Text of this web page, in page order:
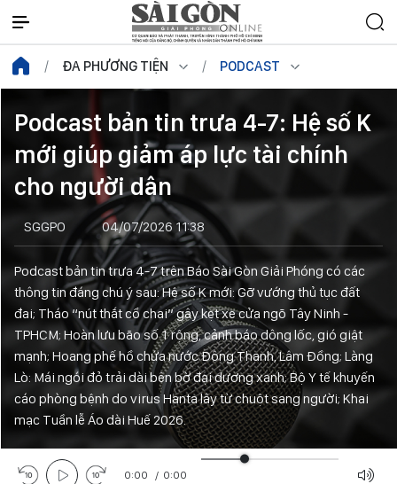
ĐA PHƯƠNG TIỆN PODCAST
Podcast bản tin trưa 4-7: Hệ số K
mới giúp giảm áp lực tài chính
cho người dân
SGGPO 04/07/2026 11:38
Podcast bản tin trưa 4-7 trên Báo Sài Gòn Giải Phóng có các
thông tin đáng chú ý sau: Hệ số K mới: Gỡ vướng thủ tục đất
đai; Tháo “nút thắt cổ chai” gây kẹt xe cửa ngõ Tây Ninh -
TPHCM; Hoàn lưu bão số 1 rộng, cảnh báo dông lốc, gió giật
mạnh; Hoang phế hồ chứa nước Đông Thanh, Lâm Đồng; Làng
Lò: Mái ngói đỏ trải dài bên bờ đại dương xanh; Bộ Y tế khuyến
cáo phòng bệnh do virus Hanta lây từ chuột sang người; Khai
mạc Tuần lễ Áo dài Huế 2026.
0:00 / 0:00